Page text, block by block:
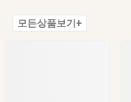
모든상품보기+